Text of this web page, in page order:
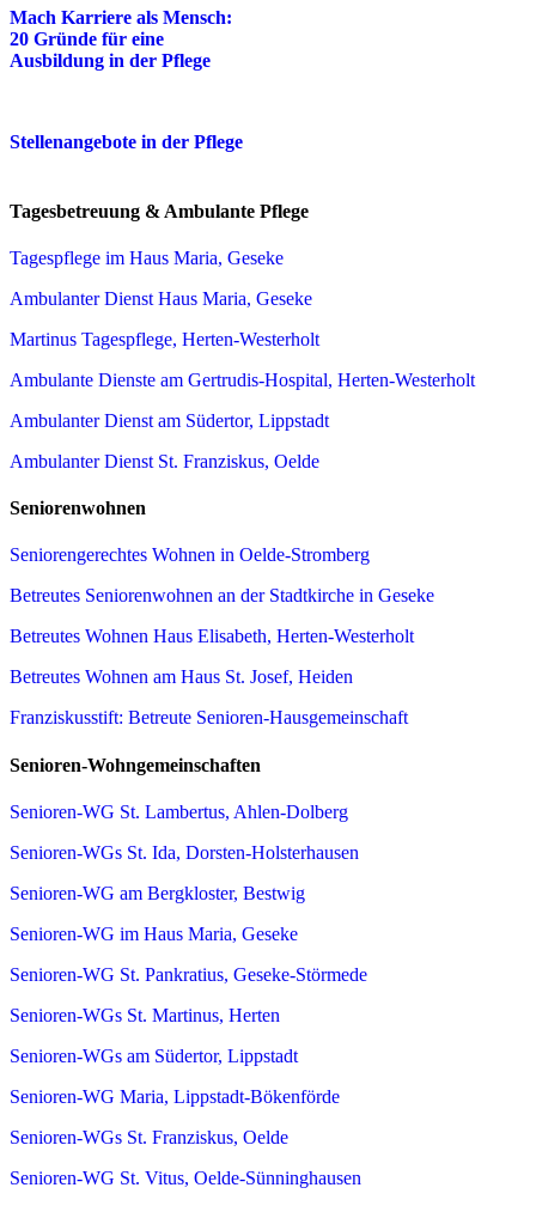
Mach Karriere als Mensch:
20 Gründe für eine
Ausbildung in der Pflege
Stellenangebote in der Pflege
Tagesbetreuung & Ambulante Pflege
Tagespflege im Haus Maria, Geseke
Ambulanter Dienst Haus Maria, Geseke
Martinus Tagespflege, Herten-Westerholt
Ambulante Dienste am Gertrudis-Hospital, Herten-Westerholt
Ambulanter Dienst am Südertor, Lippstadt
Ambulanter Dienst St. Franziskus, Oelde
Seniorenwohnen
Seniorengerechtes Wohnen in Oelde-Stromberg
Betreutes Seniorenwohnen an der Stadtkirche in Geseke
Betreutes Wohnen Haus Elisabeth, Herten-Westerholt
Betreutes Wohnen am Haus St. Josef, Heiden
Franziskusstift: Betreute Senioren-Hausgemeinschaft
Senioren-Wohngemeinschaften
Senioren-WG St. Lambertus, Ahlen-Dolberg
Senioren-WGs St. Ida, Dorsten-Holsterhausen
Senioren-WG am Bergkloster, Bestwig
Senioren-WG im Haus Maria, Geseke
Senioren-WG St. Pankratius, Geseke-Störmede
Senioren-WGs St. Martinus, Herten
Senioren-WGs am Südertor, Lippstadt
Senioren-WG Maria, Lippstadt-Bökenförde
Senioren-WGs St. Franziskus, Oelde
Senioren-WG St. Vitus, Oelde-Sünninghausen